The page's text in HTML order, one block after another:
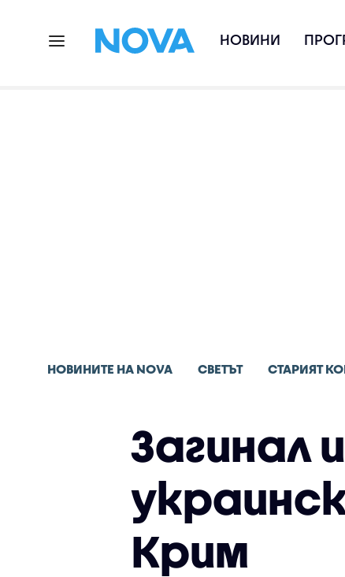
НОВИНИ
НОВИНИТЕ НА NOVA СВЕТЪТ СТАРИЯТ
Загинал
Крим